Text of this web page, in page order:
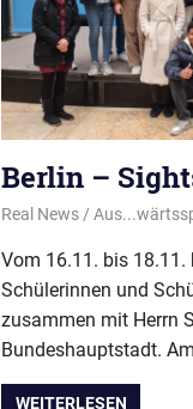
Berlin –
20. November 2022
Real News
Vom 16.11. bis 18.11.
Schülerinnen und
zusammen mit Herrn
Bundeshauptstadt.
WEITERLESEN